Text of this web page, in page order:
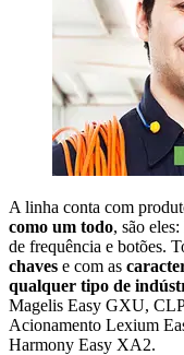
A linha conta com
como um todo, são
de frequência e botões.
chaves e com as
qualquer tipo de
Magelis Easy GXU,
Acionamento Lexium
Harmony Easy XA2.